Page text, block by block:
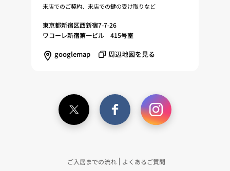
来店でのご契約、来店での鍵の受け取りなど
東京都新宿区西新宿7-7-26
ワコーレ新宿第一ビル 415号室
googlemap 周辺地図を見る
ご入居までの流れ よくあるご質問